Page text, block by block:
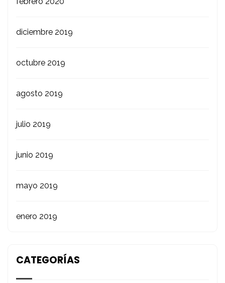
diciembre 2019
octubre 2019
agosto 2019
julio 2019
junio 2019
mayo 2019
enero 2019
CATEGORÍAS